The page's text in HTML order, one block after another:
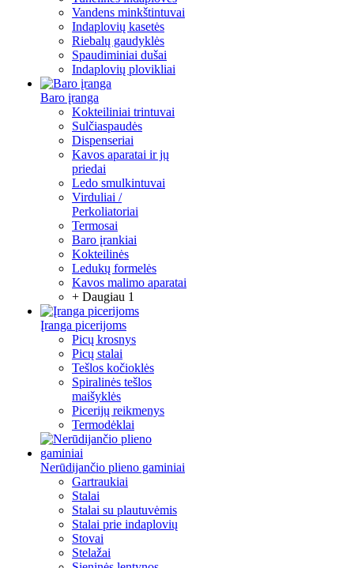
Vandens minkštintuvai
Indaplovių kasetės
Riebalų gaudyklės
Spaudiminiai dušai
Indaplovių plovikliai
Baro įranga
Kokteiliniai trintuvai
Sulčiaspaudės
Dispenseriai
Kavos aparatai ir jų
priedai
Ledo smulkintuvai
Virduliai /
Perkoliatoriai
Termosai
Baro įrankiai
Kokteilinės
Ledukų formelės
Kavos malimo aparatai
+ Daugiau 1
Įranga picerijoms
Picų krosnys
Picų stalai
Tešlos kočioklės
Spiralinės tešlos
maišyklės
Picerijų reikmenys
Termodėklai
Nerūdijančio plieno gaminiai
Gartraukiai
Stalai
Stalai su plautuvėmis
Stalai prie indaplovių
Stovai
Stelažai